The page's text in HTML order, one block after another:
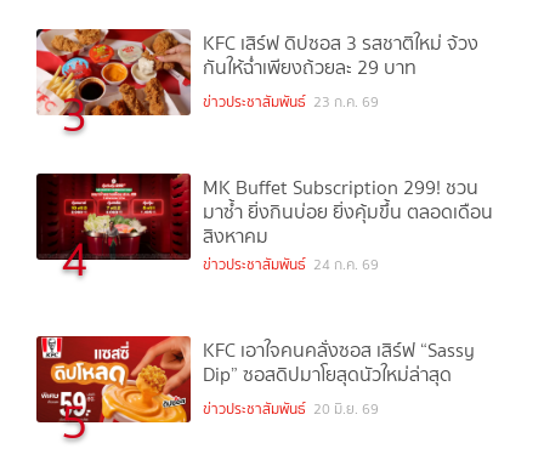
3
KFC เสิร์ฟ ดิปซอส 3 รสชาติใหม่ จ้วง
กันให้ฉ่ำเพียงถ้วยละ 29 บาท
ข่าวประชาสัมพันธ์ 23 ก.ค. 69
4
MK Buffet Subscription 299! ชวน
มาซ้ำ ยิ่งกินบ่อย ยิ่งคุ้มขึ้น ตลอดเดือน
สิงหาคม
ข่าวประชาสัมพันธ์ 24 ก.ค. 69
5
KFC เอาใจคนคลั่งซอส เสิร์ฟ “Sassy
Dip” ซอสดิปมาโยสุดนัวใหม่ล่าสุด
ข่าวประชาสัมพันธ์ 20 มิ.ย. 69